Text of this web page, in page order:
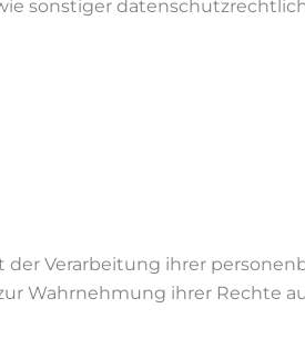
sonstiger
Verarbeitung ihrer
Wahrnehmung ihrer Rechte